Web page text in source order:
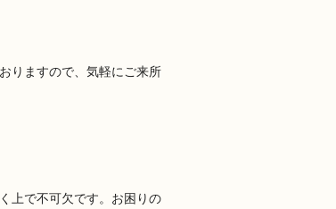
りますので、気軽にご来所
上で不可欠です。お困りの